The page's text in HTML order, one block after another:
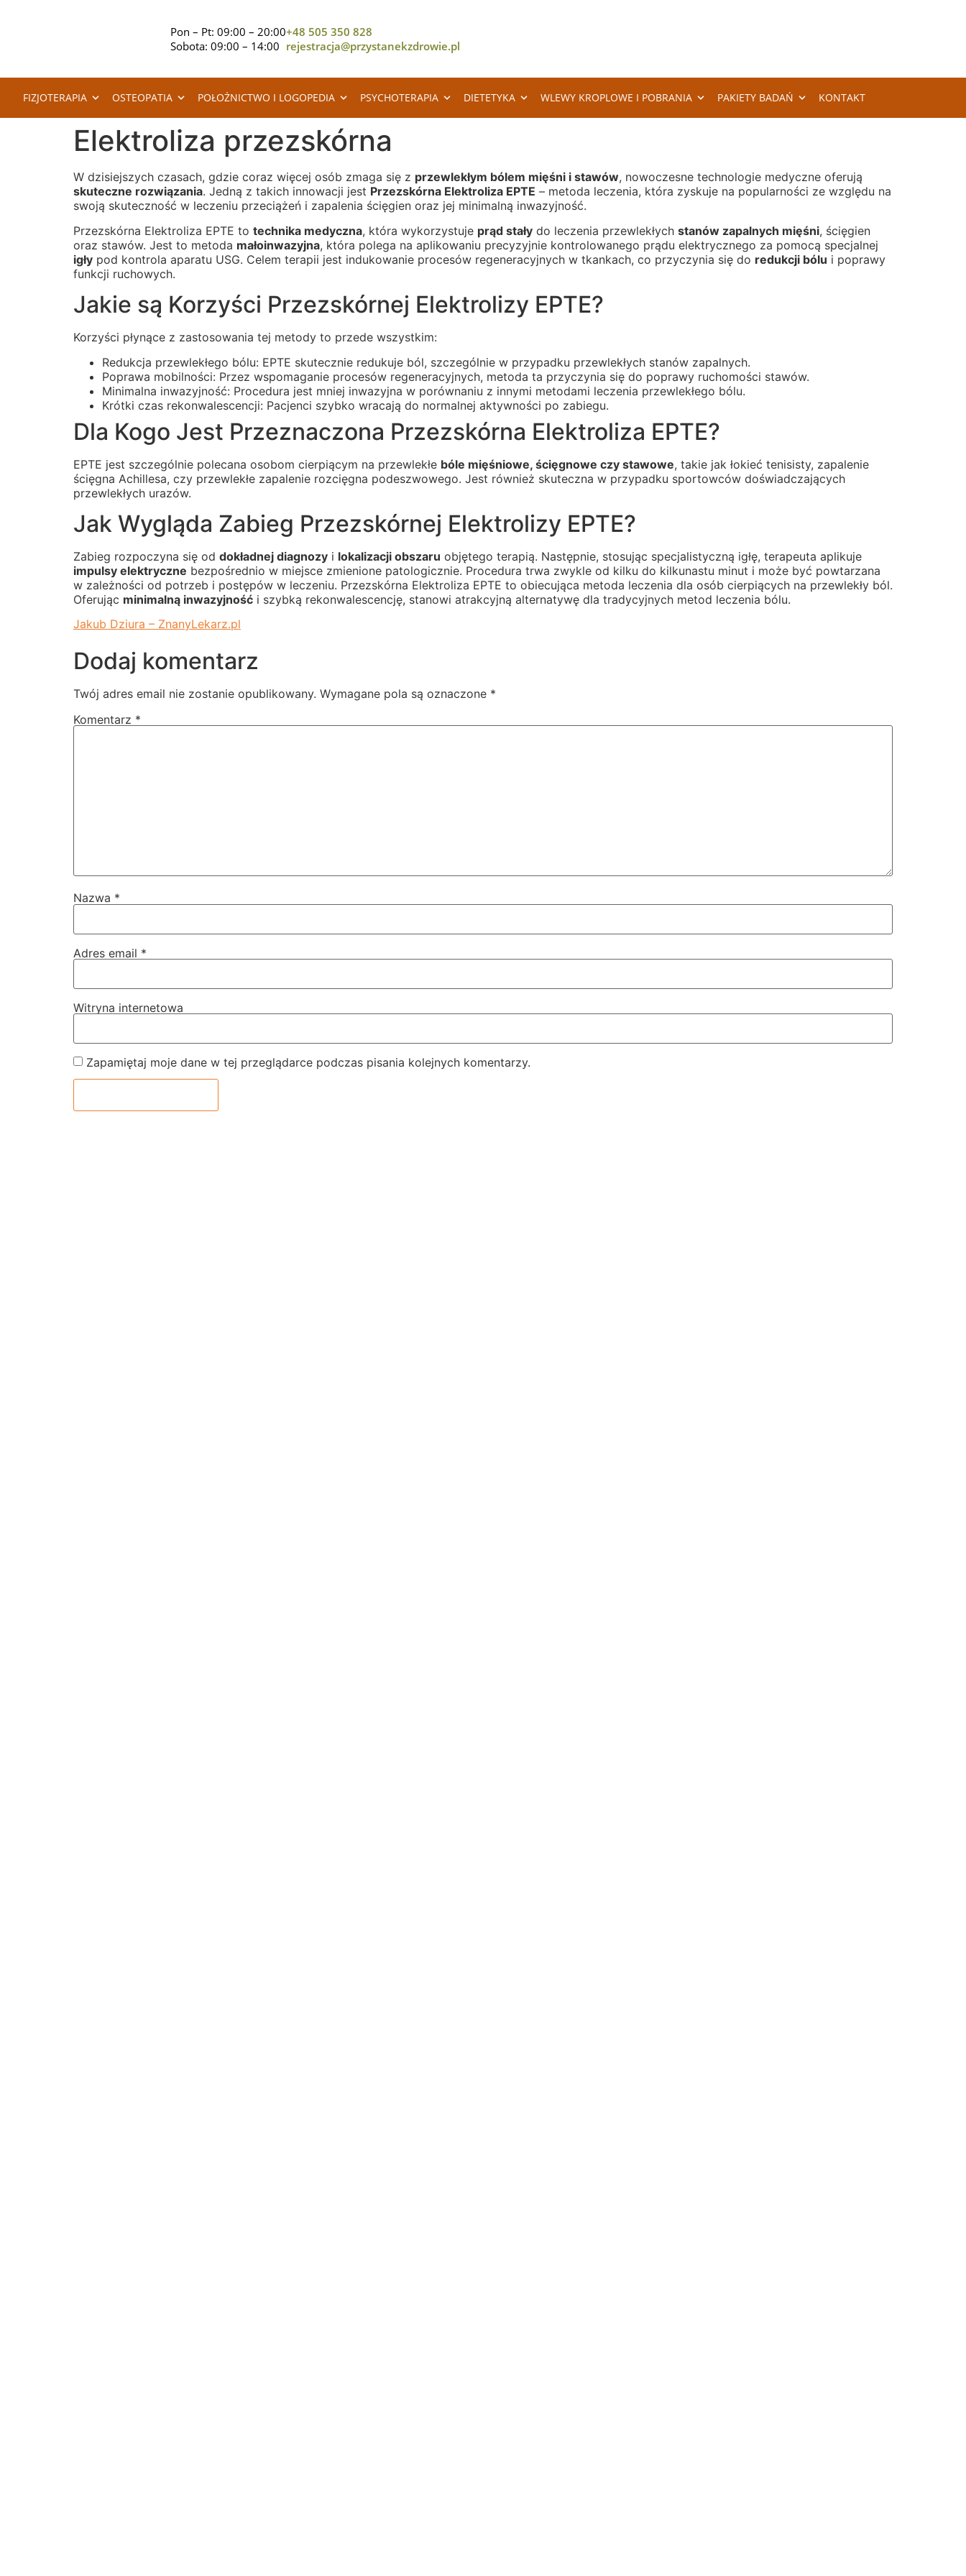
Pon – Pt: 09:00 – 20:00
Sobota: 09:00 – 14:00
+48 505 350 828
rejestracja@przystanekzdrowie.pl
FIZJOTERAPIA OSTEOPATIA POŁOŻNICTWO I LOGOPEDIA PSYCHOTERAPIA DIETETYKA WLEWY KROPLOWE I POBRANIA PAKIETY BADAŃ KONTAKT
Elektroliza przezskórna
W dzisiejszych czasach, gdzie coraz więcej osób zmaga się z przewlekłym bólem mięśni i stawów, nowoczesne technologie medyczne oferują
skuteczne rozwiązania. Jedną z takich innowacji jest Przezskórna Elektroliza EPTE – metoda leczenia, która zyskuje na popularności ze względu na
swoją skuteczność w leczeniu przeciążeń i zapalenia ścięgien oraz jej minimalną inwazyjność.
Przezskórna Elektroliza EPTE to technika medyczna, która wykorzystuje prąd stały do leczenia przewlekłych stanów zapalnych mięśni, ścięgien
oraz stawów. Jest to metoda małoinwazyjna, która polega na aplikowaniu precyzyjnie kontrolowanego prądu elektrycznego za pomocą specjalnej
igły pod kontrola aparatu USG. Celem terapii jest indukowanie procesów regeneracyjnych w tkankach, co przyczynia się do redukcji bólu i poprawy
funkcji ruchowych.
Jakie są Korzyści Przezskórnej Elektrolizy EPTE?
Korzyści płynące z zastosowania tej metody to przede wszystkim:
Redukcja przewlekłego bólu: EPTE skutecznie redukuje ból, szczególnie w przypadku przewlekłych stanów zapalnych.
Poprawa mobilności: Przez wspomaganie procesów regeneracyjnych, metoda ta przyczynia się do poprawy ruchomości stawów.
Minimalna inwazyjność: Procedura jest mniej inwazyjna w porównaniu z innymi metodami leczenia przewlekłego bólu.
Krótki czas rekonwalescencji: Pacjenci szybko wracają do normalnej aktywności po zabiegu.
Dla Kogo Jest Przeznaczona Przezskórna Elektroliza EPTE?
EPTE jest szczególnie polecana osobom cierpiącym na przewlekłe bóle mięśniowe, ścięgnowe czy stawowe, takie jak łokieć tenisisty, zapalenie
ścięgna Achillesa, czy przewlekłe zapalenie rozcięgna podeszwowego. Jest również skuteczna w przypadku sportowców doświadczających
przewlekłych urazów.
Jak Wygląda Zabieg Przezskórnej Elektrolizy EPTE?
Zabieg rozpoczyna się od dokładnej diagnozy i lokalizacji obszaru objętego terapią. Następnie, stosując specjalistyczną igłę, terapeuta aplikuje
impulsy elektryczne bezpośrednio w miejsce zmienione patologicznie. Procedura trwa zwykle od kilku do kilkunastu minut i może być powtarzana
w zależności od potrzeb i postępów w leczeniu. Przezskórna Elektroliza EPTE to obiecująca metoda leczenia dla osób cierpiących na przewlekły ból.
Oferując minimalną inwazyjność i szybką rekonwalescencję, stanowi atrakcyjną alternatywę dla tradycyjnych metod leczenia bólu.
Jakub Dziura – ZnanyLekarz.pl
Dodaj komentarz
Twój adres email nie zostanie opublikowany. Wymagane pola są oznaczone *
Komentarz *
Nazwa *
Adres email *
Witryna internetowa
Zapamiętaj moje dane w tej przeglądarce podczas pisania kolejnych komentarzy.